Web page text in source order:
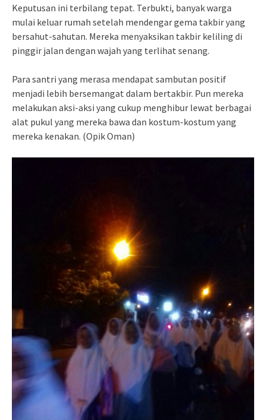
Keputusan ini terbilang tepat. Terbukti, banyak warga
mulai keluar rumah setelah mendengar gema takbir yang
bersahut-sahutan. Mereka menyaksikan takbir keliling di
pinggir jalan dengan wajah yang terlihat senang.
Para santri yang merasa mendapat sambutan positif
menjadi lebih bersemangat dalam bertakbir. Pun mereka
melakukan aksi-aksi yang cukup menghibur lewat berbagai
alat pukul yang mereka bawa dan kostum-kostum yang
mereka kenakan. (Opik Oman)